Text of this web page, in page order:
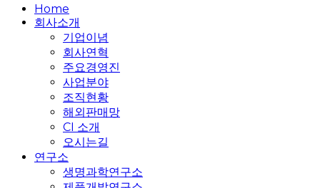
Close
Menu
Home
회사소개
기업이념
회사연혁
주요경영진
사업분야
조직현황
해외판매망
CI 소개
오시는길
연구소
생명과학연구소